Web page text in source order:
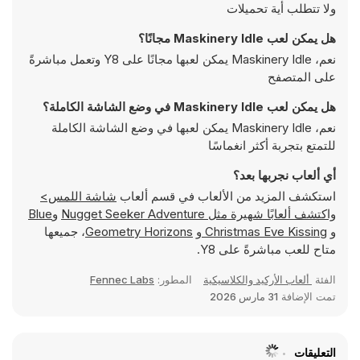
ولا تتطلب أية تحميلات
هل يمكن لعب Maskinery Idle مجانًا؟
نعم، Maskinery Idle يمكن لعبها مجانًا على Y8 وتعمل مباشرةً
على المتصفح
هل يمكن لعب Maskinery Idle في وضع الشاشة الكاملة؟
نعم، Maskinery Idle يمكن لعبها في وضع الشاشة الكاملة
للتمتع بتجربة أكثر انغماسًا
أي ألعاب نجربها بعد؟
استكشف المزيد من الألعاب في قسم ألعاب شاشة اللمس>
واكتشف ألعابًا شهيرة مثل Nugget Seeker Adventure وBlue
و Christmas Eve Kissing و Geometry Horizons، جميعها
متاح للعب مباشرةً على Y8.
الفئة ألعاب الأركيد والكلاسيكية المطور: Fennec Labs
تمت الإضافة 31 مارس 2026
التعليقات